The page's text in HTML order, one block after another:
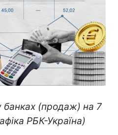
банках (продаж) на 7
РБК-Україна)